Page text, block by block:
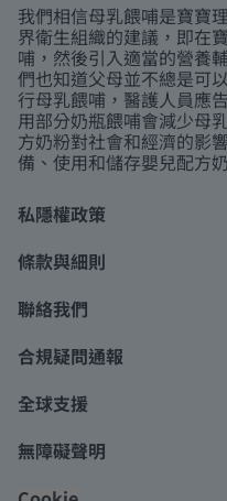
我們相信母乳餵哺是寶寶
界衛生組織的建議，即在
哺，然後引入適當的營養
們也知道父母並不總是可
行母乳餵哺，醫護人員應
用部分奶瓶餵哺會減少母
方奶粉對社會和經濟的影
備、使用和儲存嬰兒配方
私隱權政策
條款與細則
聯絡我們
合規疑問通報
全球支援
無障礙聲明